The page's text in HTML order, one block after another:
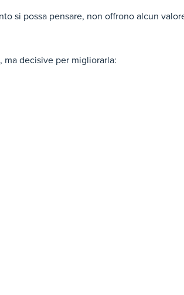
si possa pensare, non offrono alcun
decisive per migliorarla: